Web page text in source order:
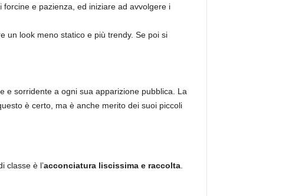
e pazienza, ed iniziare ad avvolgere i
un look meno statico e più trendy. Se poi si
e sorridente a ogni sua apparizione pubblica. La
è certo, ma è anche merito dei suoi piccoli
classe è l’acconciatura liscissima e raccolta.